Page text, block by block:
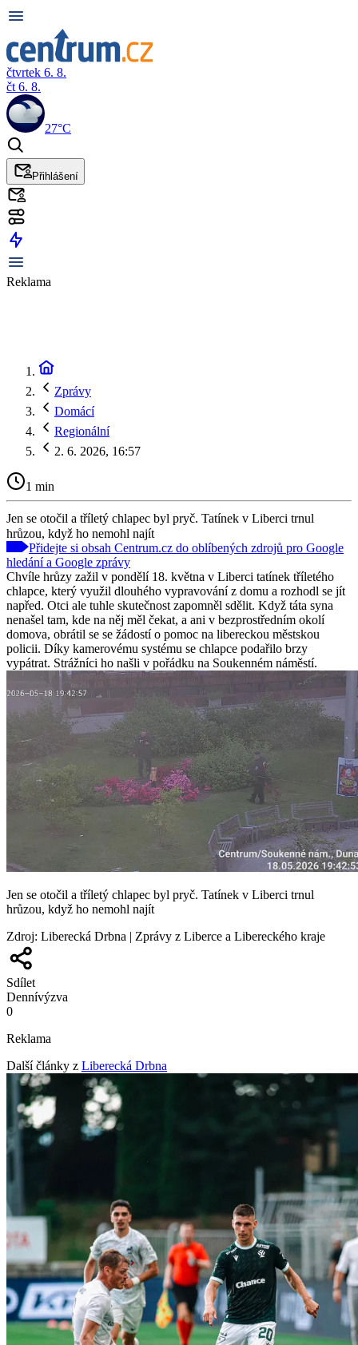
čtvrtek 6. 8.
čt 6. 8.
27°C
Přihlášení
Reklama
Zprávy
Domácí
Regionální
2. 6. 2026, 16:57
1 min
Jen se otočil a tříletý chlapec byl pryč. Tatínek v Liberci trnul
hrůzou, když ho nemohl najít
Přidejte si obsah Centrum.cz do oblíbených zdrojů pro Google
hledání a Google zprávy
Chvíle hrůzy zažil v pondělí 18. května v Liberci tatínek tříletého
chlapce, který využil dlouhého vypravování z domu a rozhodl se jít
napřed. Otci ale tuhle skutečnost zapomněl sdělit. Když táta syna
nenašel tam, kde na něj měl čekat, a ani v bezprostředním okolí
domova, obrátil se se žádostí o pomoc na libereckou městskou
policii. Díky kamerovému systému se chlapce podařilo brzy
vypátrat. Strážníci ho našli v pořádku na Soukenném náměstí.
Jen se otočil a tříletý chlapec byl pryč. Tatínek v Liberci trnul
hrůzou, když ho nemohl najít
Zdroj: Liberecká Drbna | Zprávy z Liberce a Libereckého kraje
Sdílet
Dennívýzva
0
Reklama
Další články z Liberecká Drbna